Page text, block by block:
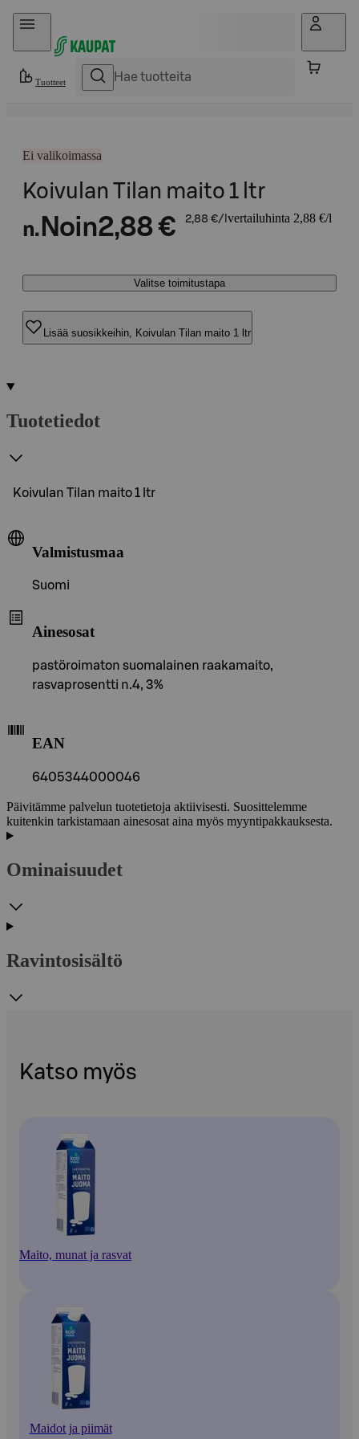
Hyppää sisältöön
Tuotteet
Ei valikoimassa
Koivulan Tilan maito 1 ltr
n. Noin2,88 € 2,88 €/l vertailuhinta 2,88 €/l
Valitse toimitustapa
Lisää suosikkeihin, Koivulan Tilan maito 1 ltr
Tuotetiedot
Koivulan Tilan maito 1 ltr
Valmistusmaa
Suomi
Ainesosat
pastöroimaton suomalainen raakamaito,
rasvaprosentti n.4, 3%
EAN
6405344000046
Päivitämme palvelun tuotetietoja aktiivisesti. Suosittelemme
kuitenkin tarkistamaan ainesosat aina myös myyntipakkauksesta.
Ominaisuudet
Ravintosisältö
Katso myös
Maito, munat ja rasvat
Maidot ja piimät